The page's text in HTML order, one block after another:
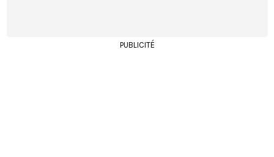
PUBLICITÉ